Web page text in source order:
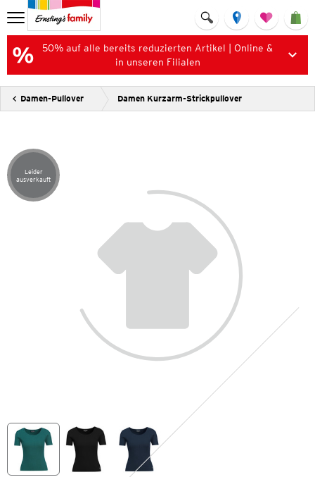
50% auf alle bereits reduzierten Artikel | Online &
in unseren Filialen
Damen-Pullover Damen Kurzarm-Strickpullover
Artikel leider ausverkauft
Leider
ausverkauft